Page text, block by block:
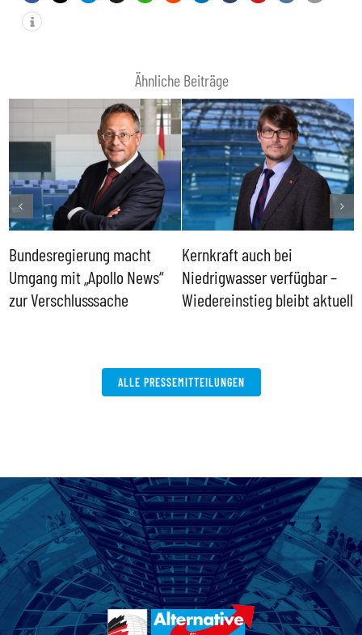
Ähnliche Beiträge
Bundesregierung macht
Umgang mit „Apollo News“
zur Verschlusssache
Kernkraft auch bei
Niedrigwasser verfügbar –
Wiedereinstieg bleibt aktuell
ALLE PRESSEMITTEILUNGEN